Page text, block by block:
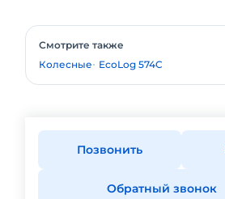
Смотрите также
Колесные
EcoLog 574C
Позвонить
Обратный звонок